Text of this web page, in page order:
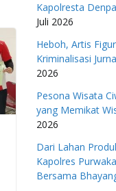
Kapolresta
Juli 2026
Heboh, Artis
Kriminalisasi
2026
Pesona Wisata
yang Memikat
2026
Dari Lahan
Kapolres
Bersama